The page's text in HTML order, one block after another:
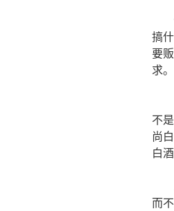
搞
要
求。
白
不
尚
白
未
而